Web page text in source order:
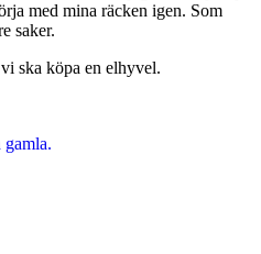
med mina räcken igen. Som
saker.
ska köpa en elhyvel.
gamla.